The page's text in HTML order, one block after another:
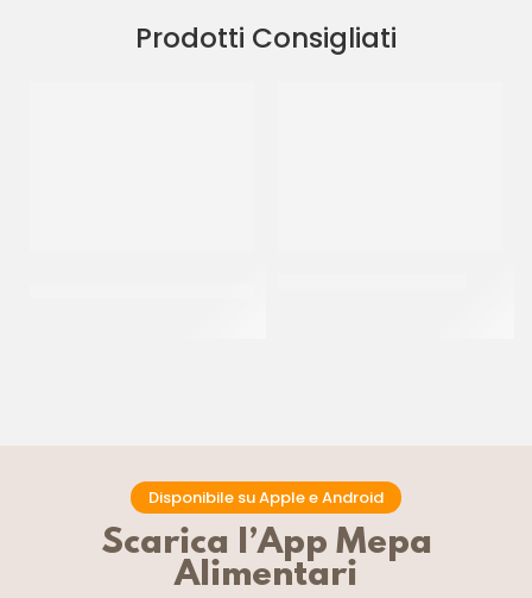
Prodotti Consigliati
Disponibile su Apple e Android
Scarica l’App Mepa
Alimentari